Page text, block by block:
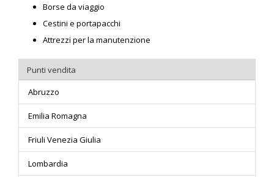
Punti vendita
Abruzzo
Emilia Romagna
Friuli Venezia Giulia
Lombardia
Borse da viaggio
Cestini e portapacchi
Attrezzi per la manutenzione